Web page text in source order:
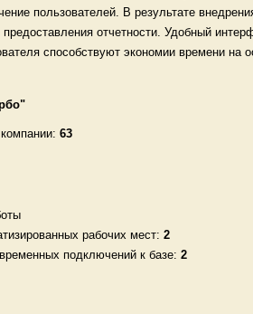
пользователей. В результате
отчетности. Удобный
способствуют экономии времени на
63
рабочих мест: 2
подключений к базе: 2